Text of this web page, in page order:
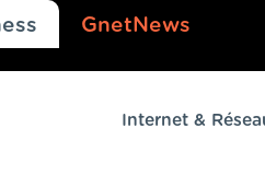
GnetNews
Internet &